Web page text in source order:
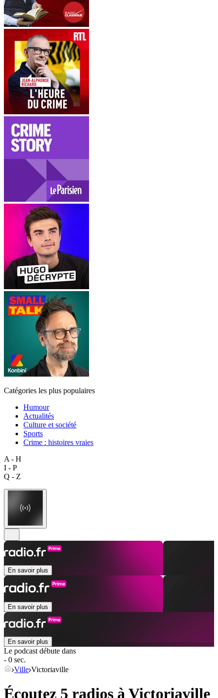
Catégories les plus populaires
Humour
Actualités
Culture et société
Sports
Crime : histoires vraies
A - H
I - P
Q - Z
En savoir plus
En savoir plus
En savoir plus
Le podcast débute dans
- 0 sec.
Ville Victoriaville
Écoutez 5 radios à Victoriaville